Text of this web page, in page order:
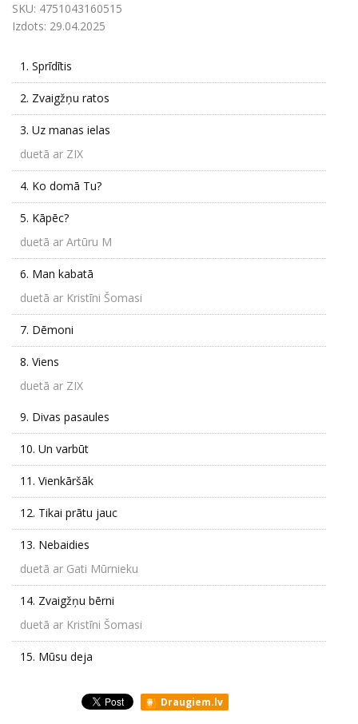
SKU: 4751043160515
Izdots: 29.04.2025
1. Sprīdītis
2. Zvaigžņu ratos
3. Uz manas ielas
duetā ar ZIX
4. Ko domā Tu?
5. Kāpēc?
duetā ar Artūru M
6. Man kabatā
duetā ar Kristīni Šomasi
7. Dēmoni
8. Viens
duetā ar ZIX
9. Divas pasaules
10. Un varbūt
11. Vienkāršāk
12. Tikai prātu jauc
13. Nebaidies
duetā ar Gati Mūrnieku
14. Zvaigžņu bērni
duetā ar Kristīni Šomasi
15. Mūsu deja
Draugiem.lv